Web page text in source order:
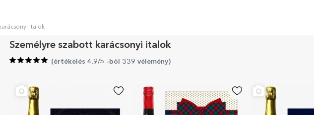
italok
Személyre szabott karácsonyi italok
(értékelés 4.9/5 -ból 339 vélemény)